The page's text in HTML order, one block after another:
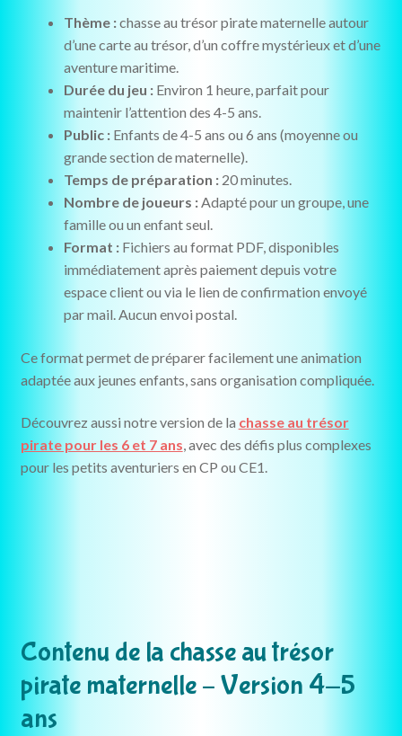
Thème :chasse au trésor pirate maternelle autour
d’une carte au trésor, d’un coffre mystérieux et d’une
aventure maritime.
Durée du jeu :Environ 1 heure, parfait pour
maintenir l’attention des 4-5 ans.
Public :Enfants de 4-5 ans ou 6 ans (moyenne ou
grande section de maternelle).
Temps de préparation :20 minutes.
Nombre de joueurs :Adapté pour un groupe, une
famille ou un enfant seul.
Format :Fichiers au format PDF, disponibles
immédiatement après paiement depuis votre
espace client ou via le lien de confirmation envoyé
par mail. Aucun envoi postal.
Ce format permet de préparer facilement une animation
adaptée aux jeunes enfants, sans organisation compliquée.
Découvrez aussi notre version de la chasse au trésor
pirate pour les 6 et 7 ans, avec des défis plus complexes
pour les petits aventuriers en CP ou CE1.
Contenu de la chasse au trésor
pirate maternelle – Version 4-5
ans